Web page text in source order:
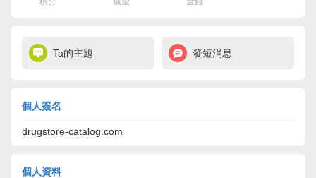
Ta的主題 發短消息
個人簽名
drugstore-catalog.com
個人資料